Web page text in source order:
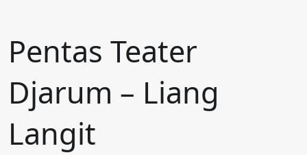
Pentas Teater
Djarum – Liang
Langit